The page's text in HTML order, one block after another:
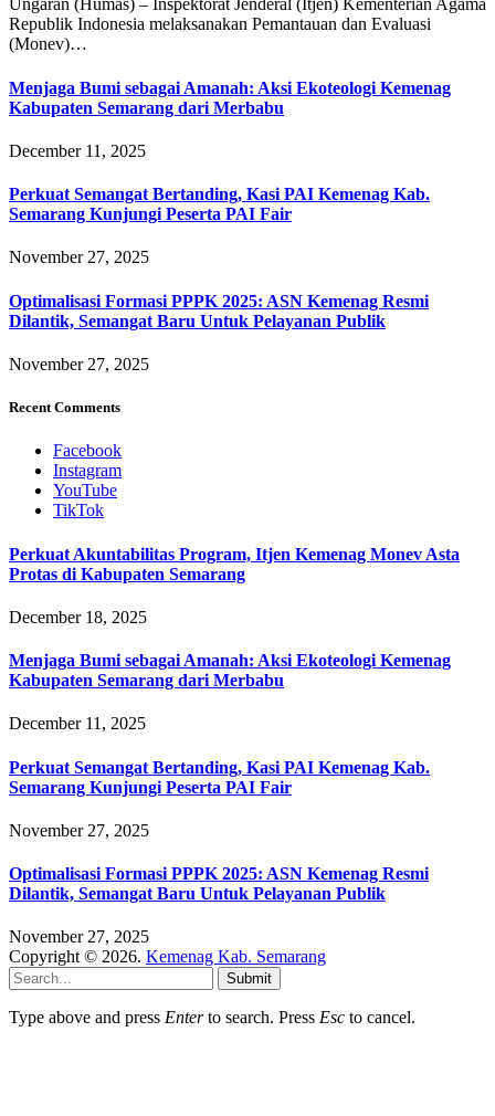
Ungaran (Humas) – Inspektorat Jenderal (Itjen) Kementerian Agama
Republik Indonesia melaksanakan Pemantauan dan Evaluasi
(Monev)…
Menjaga Bumi sebagai Amanah: Aksi Ekoteologi Kemenag
Kabupaten Semarang dari Merbabu
December 11, 2025
Perkuat Semangat Bertanding, Kasi PAI Kemenag Kab.
Semarang Kunjungi Peserta PAI Fair
November 27, 2025
Optimalisasi Formasi PPPK 2025: ASN Kemenag Resmi
Dilantik, Semangat Baru Untuk Pelayanan Publik
November 27, 2025
Recent Comments
Facebook
Instagram
YouTube
TikTok
Perkuat Akuntabilitas Program, Itjen Kemenag Monev Asta
Protas di Kabupaten Semarang
December 18, 2025
Menjaga Bumi sebagai Amanah: Aksi Ekoteologi Kemenag
Kabupaten Semarang dari Merbabu
December 11, 2025
Perkuat Semangat Bertanding, Kasi PAI Kemenag Kab.
Semarang Kunjungi Peserta PAI Fair
November 27, 2025
Optimalisasi Formasi PPPK 2025: ASN Kemenag Resmi
Dilantik, Semangat Baru Untuk Pelayanan Publik
November 27, 2025
Copyright © 2026. Kemenag Kab. Semarang
Submit
Type above and press Enterto search. Press Esc to cancel.